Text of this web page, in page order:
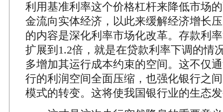
利用基准利率这个价格杠杆来降低市场
金流向实体经济，以此来缓解经济增长
的内容是深化利率市场化改革。存款利
扩展到1.2倍，就是在贷款利率下调的情
多增加其运行成本约束的空间。这不仅
行的利润空间全面压缩，也强化银行之
模式的转变。这将使我国银行业的生态